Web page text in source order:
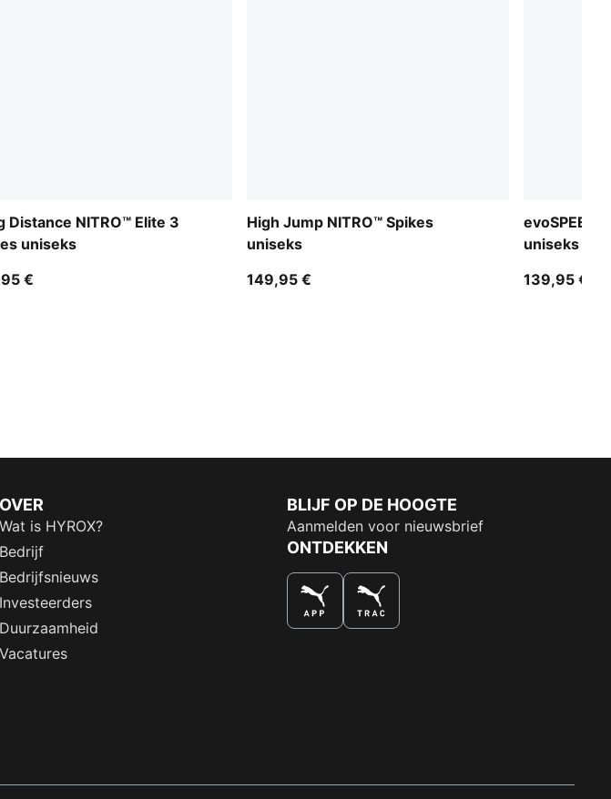
Distance NITRO™ Elite 3
uniseks
€
High Jump NITRO™ Spikes
uniseks
149,95 €
evoSPEED
uniseks
139,95 €
OVER
Wat is HYROX?
Bedrijf
Bedrijfsnieuws
Investeerders
Duurzaamheid
Vacatures
BLIJF OP DE HOOGTE
Aanmelden voor nieuwsbrief
ONTDEKKEN